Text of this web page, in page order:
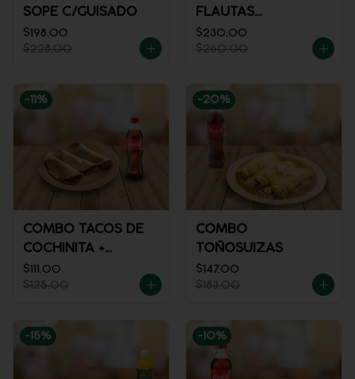
SOPE C/GUISADO
$198.00
$228.00
FLAUTAS
AHOGADAS
$230.00
$260.00
-11 %
COMBO TACOS DE
COCHINITA +
REFRESCO
$111.00
$125.00
-20%
COMBO
TOÑOSUIZAS
$147.00
$183.00
-15% -10%